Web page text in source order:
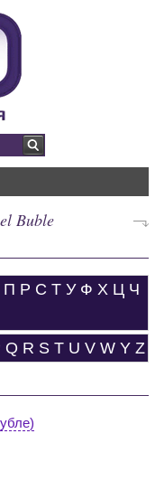
Buble
П Р С Т У Ф Х Ц Ч
Q R S T U V W Y Z